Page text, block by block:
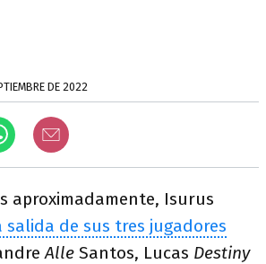
DE 2022
aproximadamente, Isurus
salida de sus tres jugadores
Alle Santos, Lucas Destiny